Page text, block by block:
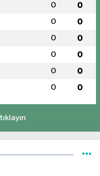
0 0
0 0
0 0
0 0
0 0
0 0